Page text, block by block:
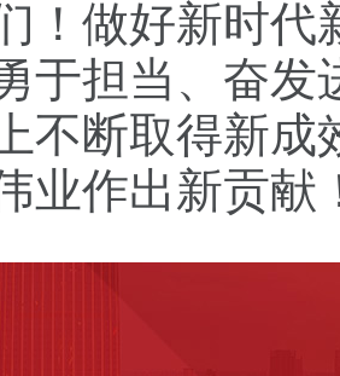
做好新时代
于担当、奋发
不断取得新
业作出新贡献